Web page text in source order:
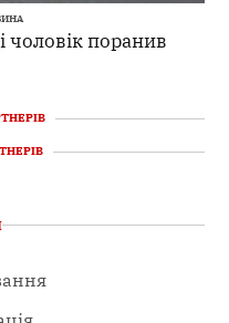
чоловік поранив